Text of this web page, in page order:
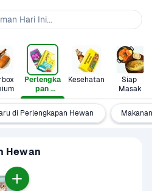
Perlengka
pan
Hewan
Kesehatan
Siap
Masak
di Perlengkapan Hewan
Hewan
Hari Ini...